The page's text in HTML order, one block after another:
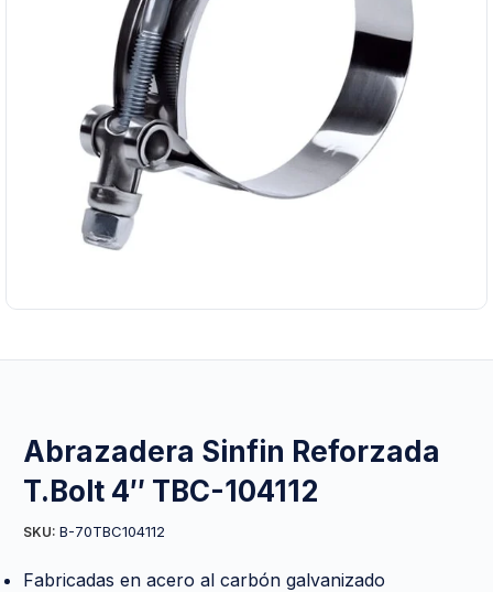
Abrazadera Sinfin Reforzada
T.Bolt 4″ TBC-104112
SKU: B-70TBC104112
Fabricadas en acero al carbón galvanizado